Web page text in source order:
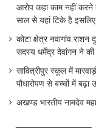
आरोप कहा काम नहीं करने
साल से यहां टिके है
कोटा क्षेत्र नवागांव
सदस्य धर्मेंद्र देवांगन ने
सावित्रीपुर स्कूल में
पौधारोपण से बच्चों में बढ़ा
अखण्ड भारतीय नामदेव